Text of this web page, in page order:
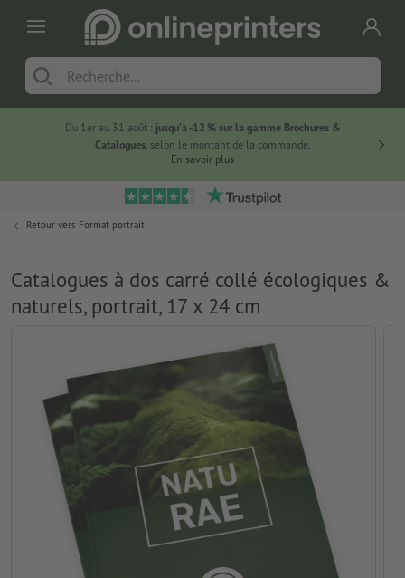
Du 1er au 31 août : jusqu’à -12 % sur la gamme Brochures &
Catalogues, selon le montant de la commande.
En savoir plus
Retour vers Format portrait
Catalogues à dos carré collé écologiques &
naturels, portrait, 17 x 24 cm